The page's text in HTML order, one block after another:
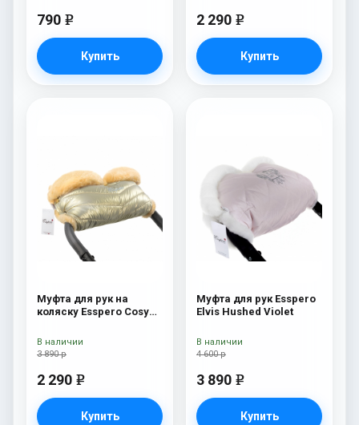
790 e
Купить
2 290 e
Купить
Муфта для рук на
коляску Esspero Cosy
3 890 р
2 290 e
Купить
В наличии
Муфта для рук Esspero
Elvis Hushed Violet
4 600 р
3 890 e
Купить
В наличии